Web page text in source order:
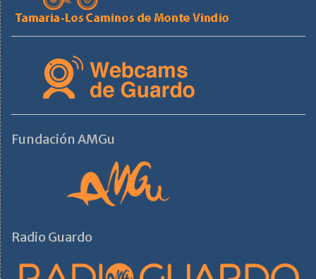
Fundación AMGu
Radio Guardo